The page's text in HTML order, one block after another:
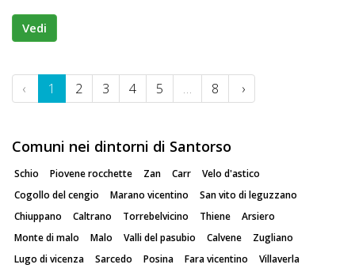
Vedi
‹ 1 2 3 4 5 … 8 ›
Comuni nei dintorni di Santorso
Schio Piovene rocchette Zan Carr
Velo d'astico
Cogollo del cengio
Marano vicentino
San vito di leguzzano
Chiuppano
Caltrano Torrebelvicino Thiene
Arsiero
Monte di malo
Malo Valli del pasubio Calvene
Zugliano
Lugo di vicenza
Sarcedo Posina Fara vicentino
Villaverla